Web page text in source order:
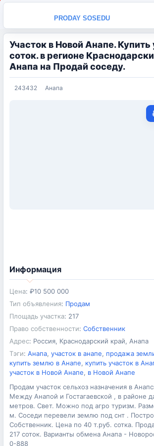
PRODAY SOSEDU
Учаcток в Новой Анапе. Купить
соток. в регионе
Анапа на Продай соседу.
243432 Анапа
Информация
Цена: ₽10 500 000
Тип объявления: Продам
Площадь участка: 217
Право собственности: Собственник
Адрес: Россия, Краснодарский край, Анапа
Тэги: Анапа, участок в анапе, продажа
купить землю в Анапе, купить участок в
участок в Новой Анапе, в Новой Анапе
Продам участок сельхоз назначения в
Между Анапой и Гостагаевской , в районе
метров. Свет. Можно под агро туризм.
м. Соседи перевели землю под снт .
Собственник. Цена по 40 т.руб. сотка.
217 соток. Варианты обмена Анапа -
0-888